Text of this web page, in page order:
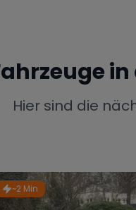
in
Hier sind die
~2 Min